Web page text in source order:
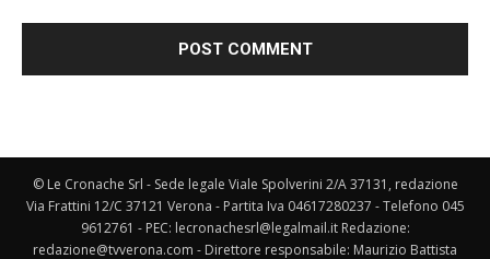
© Le Cronache Srl - Sede legale Viale Spolverini 2/A 37131, redazione
Via Frattini 12/C 37121 Verona - Partita Iva 04617280237 - Telefono 045
9612761 - PEC: lecronachesrl@legalmail.it Redazione:
redazione@tvverona.com - Direttore responsabile: Maurizio Battista